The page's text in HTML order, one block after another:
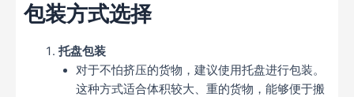
包装方式选择
托盘包装
对于不怕挤压的货物，建议使用托盘进行包装。
这种方式适合体积较大、重的货物，能够便于搬